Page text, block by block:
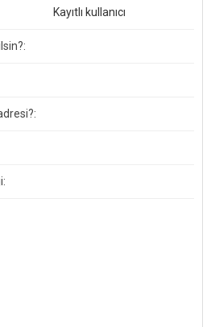
Kayıtlı kullanıcı